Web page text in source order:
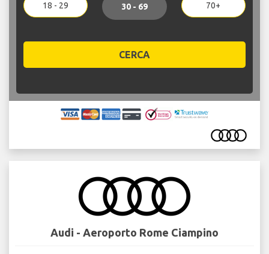
18 - 29 30 - 69 70+
CERCA
Audi - Aeroporto Rome Ciampino